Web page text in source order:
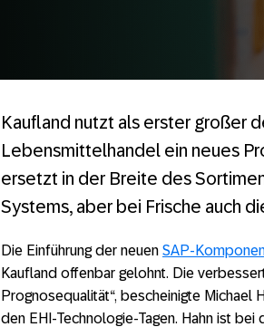
Kaufland nutzt als erster großer
Lebensmittelhandel ein neues
ersetzt in der Breite des
Systems, aber bei Frische auch
Die Einführung der neuen SAP-
Kaufland offenbar gelohnt. Die
Prognosequalität“, bescheinigte
den EHI-Technologie-Tagen. Hahn ist